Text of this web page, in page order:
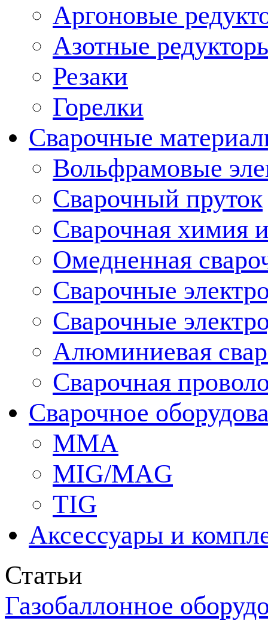
Аргоновые
Азотные
Резаки
Горелки
Сварочные
Вольфрамовые
Сварочный пруток
Сварочная химия
Омедненная
Сварочные
Сварочные
Алюминиевая
Сварочная
Сварочное
MMA
MIG/MAG
TIG
Аксессуары и
Статьи
Газобаллонное